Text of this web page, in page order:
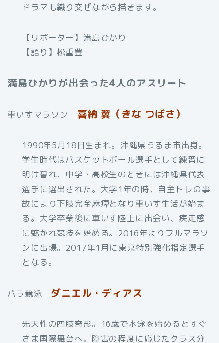
ドラマも織り交ぜながら描きます。
【リポーター】満島ひかり
【語り】松重豊
満島ひかりが出会った4人のアスリート
車いすマラソン 喜納 翼（きな つばさ）
1990年5月18日生まれ。沖縄県うるま市出身。
学生時代はバスケットボール選手として練習に
明け暮れ、中学・高校生のときには沖縄県代表
選手に選出された。大学1年の時、自主トレの事
故により下肢完全麻痺となり車いす生活が始ま
る。大学卒業後に車いす陸上に出会い、疾走感
に魅かれ競技を始める。2016年よりフルマラソ
ンに出場。2017年1月に東京特別強化指定選手
となる。
パラ競泳 ダニエル・ディアス
先天性の四肢奇形。16歳で水泳を始めるとすぐ
さま国際舞台へ。障害の程度に応じたクラス分